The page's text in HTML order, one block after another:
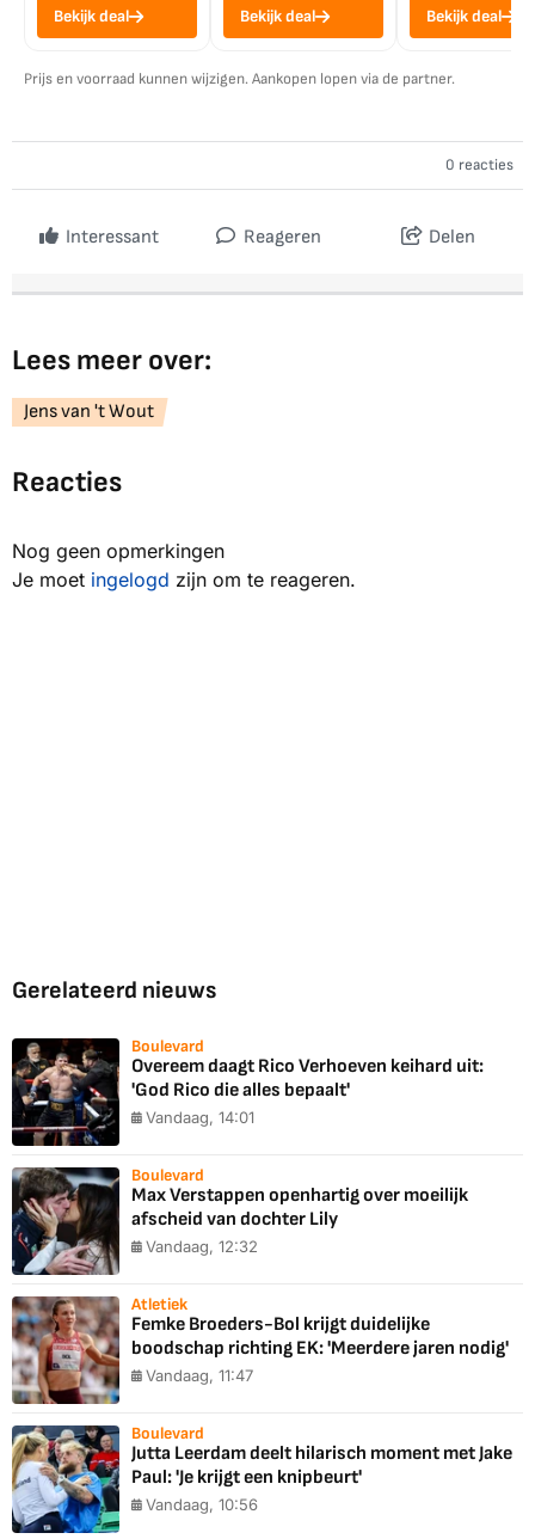
Bekijk deal Bekijk deal Bekijk deal
Prijs en voorraad kunnen wijzigen. Aankopen lopen via de partner.
0 reacties
Interessant Reageren Delen
Lees meer over:
Jens van 't Wout
Reacties
Nog geen opmerkingen
Je moet ingelogd zijn om te reageren.
Gerelateerd nieuws
Boulevard
Overeem daagt Rico Verhoeven keihard uit:
'God Rico die alles bepaalt'
Vandaag, 14:01
Boulevard
Max Verstappen openhartig over moeilijk
afscheid van dochter Lily
Vandaag, 12:32
Atletiek
Femke Broeders-Bol krijgt duidelijke
boodschap richting EK: 'Meerdere jaren nodig'
Vandaag, 11:47
Boulevard
Jutta Leerdam deelt hilarisch moment met Jake
Paul: 'Je krijgt een knipbeurt'
Vandaag, 10:56